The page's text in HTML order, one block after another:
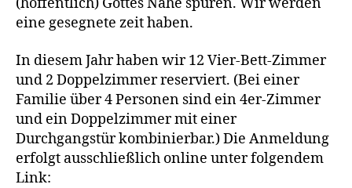
eine gesegnete zeit haben.
In diesem Jahr haben wir 12 Vier-Bett-Zimmer
und 2 Doppelzimmer reserviert. (Bei einer
Familie über 4 Personen sind ein 4er-Zimmer
und ein Doppelzimmer mit einer
Durchgangstür kombinierbar.) Die Anmeldung
erfolgt ausschließlich online unter folgendem
Link: